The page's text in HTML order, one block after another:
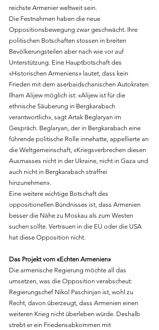
reichste Armenier weltweit sein.
Die Festnahmen haben die neue
Oppositionsbewegung zwar geschwächt. Ihre
politischen Botschaften stossen in breiten
Bevölkerungsteilen aber nach wie vor auf
Unterstützung. Eine Hauptbotschaft des
«Historischen Armeniens» lautet, dass kein
Frieden mit dem aserbaidschanischen Autokraten
Ilham Alijew möglich ist: «Alijew ist für die
ethnische Säuberung in Bergkarabach
verantwortlich», sagt Artak Beglaryan im
Gespräch. Beglaryan, der in Bergkarabach eine
führende politische Rolle innehatte, appellierte an
die Weltgemeinschaft, «Kriegsverbrechen diesen
Ausmasses nicht in der Ukraine, nicht in Gaza und
auch nicht in Bergkarabach straffrei
hinzunehmen».
Eine weitere wichtige Botschaft des
oppositionellen Bündnisses ist, dass Armenien
besser die Nähe zu Moskau als zum Westen
suchen sollte. Vertrauen in die EU oder die USA
hat diese Opposition nicht.
Das Projekt vom «Echten Armenien»
Die armenische Regierung möchte all das
umsetzen, was die Opposition verabscheut:
Regierungschef Nikol Paschinjan ist, wohl zu
Recht, davon überzeugt, dass Armenien einen
weiteren Krieg nicht überleben würde. Deshalb
strebt er ein Friedensabkommen mit